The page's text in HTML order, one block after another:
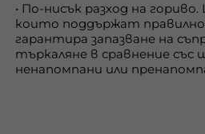
• По-нисък разход на
които поддържат
гарантира запазване на
търкаляне в сравнение
ненапомпани или